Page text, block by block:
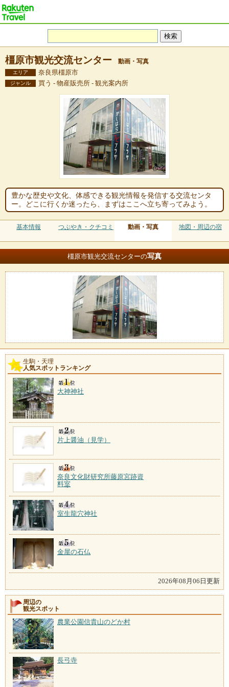
橿原市観光交流センター 動画・写真
エリア 奈良県橿原市
ジャンル 買う - 物産販売所 - 観光案内所
豊かな歴史や文化、体感できる観光情報を発信する交流センタ
ー。どこに行くか迷ったら、まずはここへ立ち寄ってみよう。
基本情報 つぶやき・クチコミ 動画・写真 地図・周辺の宿
橿原市観光交流センターの写真
生駒・天理
人気スポットランキング
大神神社
片上醤油（見学）
奈良文化財研究所藤原宮跡資
料室
室生龍穴神社
金屋の石仏
2026年08月06日更新
周辺の
観光スポット
農業公園信貴山のどか村
長弓寺